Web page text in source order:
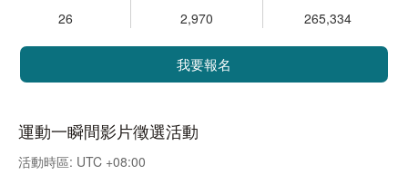
26 2,970 265,334
我要報名
運動一瞬間影片徵選活動
活動時區: UTC +08:00